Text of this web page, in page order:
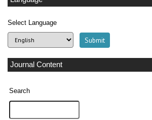
Select Language
Journal Content
Search